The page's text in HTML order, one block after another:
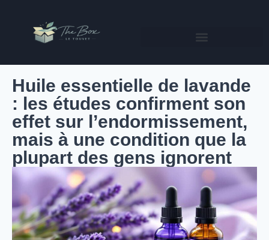
Huile essentielle de lavande
: les études confirment son
effet sur l’endormissement,
mais à une condition que la
plupart des gens ignorent